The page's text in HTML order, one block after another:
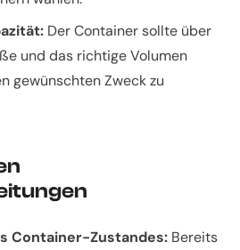
Der Container sollte über
und das richtige Volumen
gewünschten Zweck zu
Container-Zustandes: Bereits